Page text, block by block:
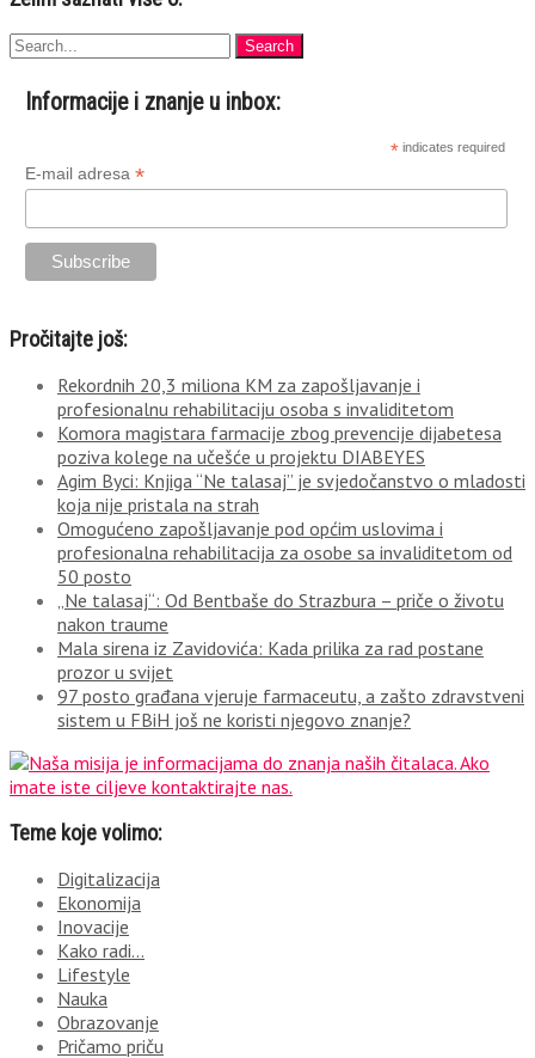
Informacije i znanje u inbox:
* indicates required
E-mail adresa *
Pročitajte još:
Rekordnih 20,3 miliona KM za zapošljavanje i
profesionalnu rehabilitaciju osoba s invaliditetom
Komora magistara farmacije zbog prevencije dijabetesa
poziva kolege na učešće u projektu DIABEYES
Agim Byci: Knjiga “Ne talasaj” je svjedočanstvo o mladosti
koja nije pristala na strah
Omogućeno zapošljavanje pod općim uslovima i
profesionalna rehabilitacija za osobe sa invaliditetom od
50 posto
„Ne talasaj“: Od Bentbaše do Strazbura – priče o životu
nakon traume
Mala sirena iz Zavidovića: Kada prilika za rad postane
prozor u svijet
97 posto građana vjeruje farmaceutu, a zašto zdravstveni
sistem u FBiH još ne koristi njegovo znanje?
Teme koje volimo:
Digitalizacija
Ekonomija
Inovacije
Kako radi…
Lifestyle
Nauka
Obrazovanje
Pričamo priču